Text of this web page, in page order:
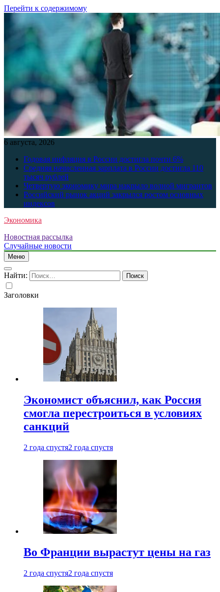
Перейти к содержимому
6 августа, 2026
Годовая инфляция в России достигла почти 6%
Средняя начисленная зарплата в России достигла 110
тысяч рублей
Четвертую экономику мира накрыло волной мигрантов
Российский рынок акций закрылся ростом основных
индексов
Экономика
Новостная рассылка
Случайные новости
Меню
Найти:
Заголовки
Экономист объяснил, как Россия
смогла перестроиться в условиях
санкций
2 года спустя2 года спустя
Во Франции вырастут цены на газ
2 года спустя2 года спустя